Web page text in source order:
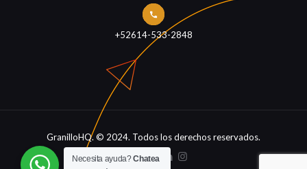
+52614-533-2848
GranilloHQ. © 2024. Todos los derechos reservados.
Necesita ayuda?Chatea